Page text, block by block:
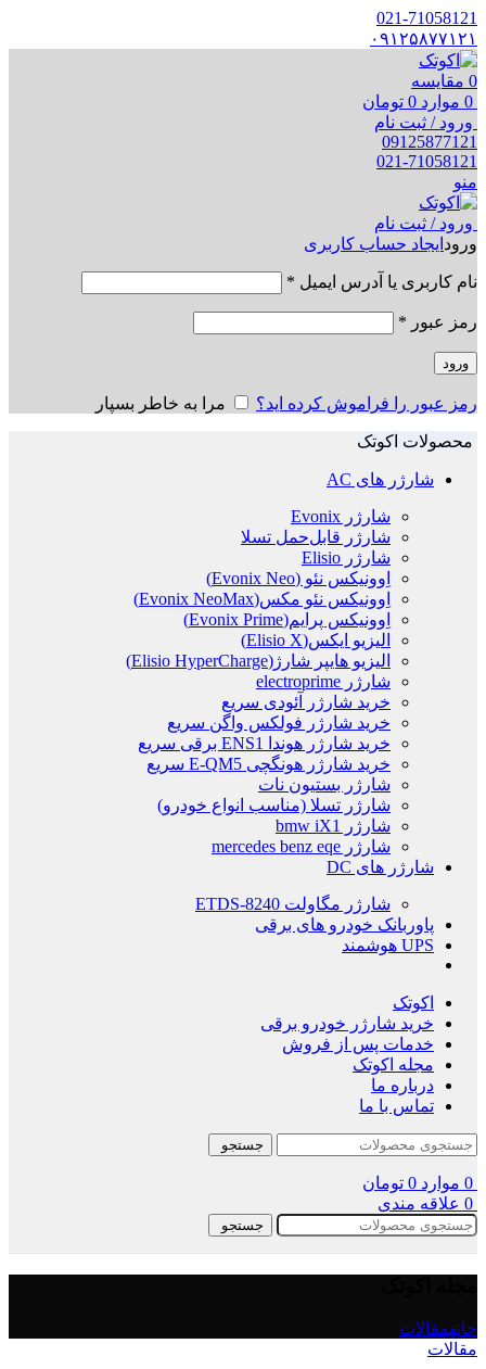
021-71058121
۰۹۱۲۵۸۷۷۱۲۱
0 مقایسه
0 موارد 0 تومان
ورود / ثبت نام
09125877121
021-71058121
منو
ورود / ثبت نام
ورود ایجاد حساب کاربری
نام کاربری یا آدرس ایمیل *
رمز عبور *
ورود
رمز عبور را فراموش کرده اید؟ مرا به خاطر بسپار
محصولات اکوتک
شارژر های AC
شارژر Evonix
شارژر قابل‌حمل تسلا
شارژر Elisio
اِوونیکس نئو (Evonix Neo)
اِوونیکس نئو مکس(Evonix NeoMax)
اِوونیکس پرایم(Evonix Prime)
الیزیو ایکس(Elisio X)
الیزیو هایپر شارژ(Elisio HyperCharge)
شارژر electroprime
خرید شارژر آئودی سریع
خرید شارژر فولکس واگن سریع
خرید شارژر هوندا ENS1 برقی سریع
خرید شارژر هونگچی E-QM5 سریع
شارژر بستیون نات
شارژر تسلا (مناسب انواع خودرو)
شارژر bmw iX1
شارژر mercedes benz eqe
شارژر های DC
شارژر مگاولت ETDS-8240
پاوربانک خودرو های برقی
UPS هوشمند
اکوتک
خرید شارژر خودرو برقی
خدمات پس از فروش
مجله اکوتک
درباره ما
تماس با ما
جستجو
0 موارد 0 تومان
0 علاقه مندی
جستجو
خانهمقالات
مقالات